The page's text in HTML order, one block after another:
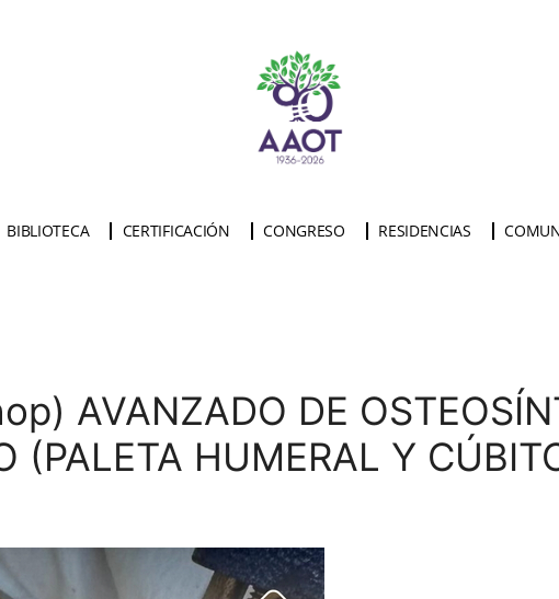
BIBLIOTECA CERTIFICACIÓN CONGRESO RESIDENCIAS
AVANZADO DE
(PALETA HUMERAL Y